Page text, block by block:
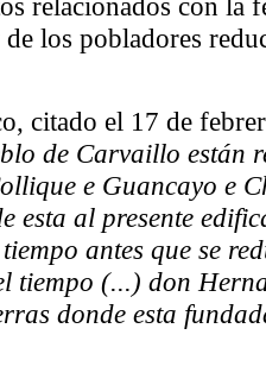
los pobladores
citado el 17 de
de Carvaillo están
e Guancayo e
esta al presente
antes que se
tiempo (...) don
donde esta